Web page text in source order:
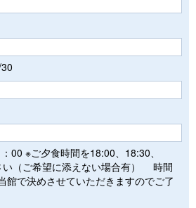
00 ※ご夕食時間を18:00、18:30、
い（ご希望に添えない場合有） 時間
館で決めさせていただきますのでご了